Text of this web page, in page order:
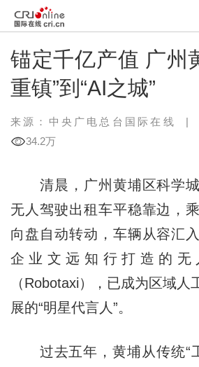
锚定千亿产值 广州
重镇”到“AI之城”
来源：中央广电总台国际在线 |
34.2万
清晨，广州黄埔区科学城
无人驾驶出租车平稳靠边，
向盘自动转动，车辆从容汇
企业文远知行打造的无
（Robotaxi），已成为区域人
展的“明星代言人”。
过去五年，黄埔从传统“工